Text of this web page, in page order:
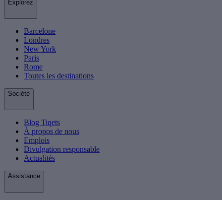
Explorez
Barcelone
Londres
New York
Paris
Rome
Toutes les destinations
Société
Blog Tiqets
À propos de nous
Emplois
Divulgation responsable
Actualités
Assistance